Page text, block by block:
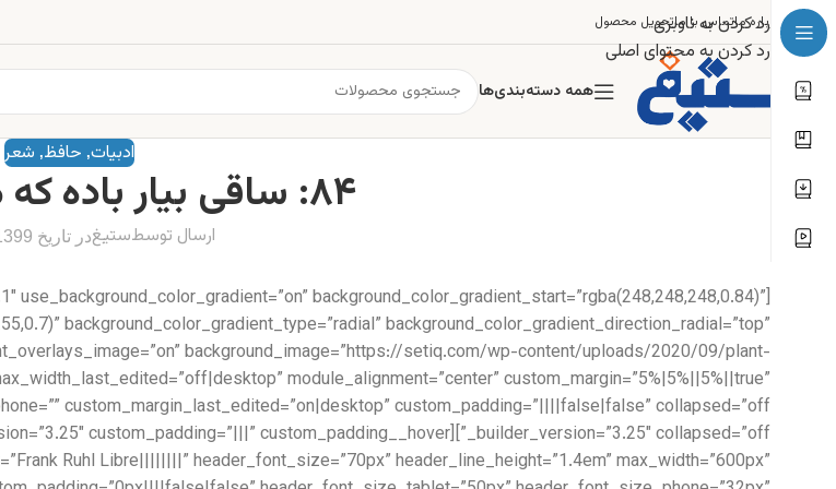
رد کردن به ناوبری
رد کردن به محتوای اصلی
درباره ماتماس با ماتحویل محصول
همه دسته‌بندی‌ها
ادبیات, حافظ, شعر
۸۴: ساقی بیار باده که ماه صیام رفت
ارسال توسطستیغدر تاریخ 1399-07-10
use_background_color_gradient=”on” background_color_gradient_start=”rgba(248,248,248,0.84)”
background_color_gradient_type=”radial” background_color_gradient_direction_radial=”top”
background_image=”https://setiq.com/wp-content/uploads/2020/09/plant-
module_alignment=”center” custom_margin=”5%|5%||5%||true”
Ruhl Libre||||||||” header_font_size=”70px” header_line_height=”1.4em” max_width=”600px”